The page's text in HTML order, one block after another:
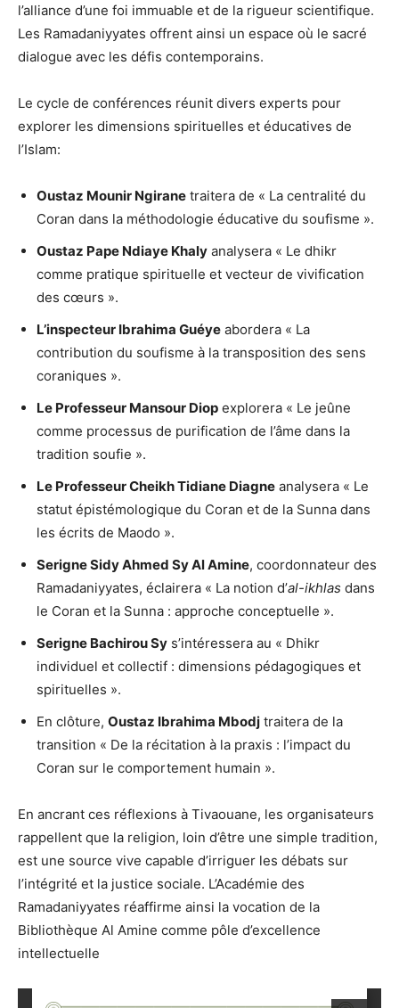
l’alliance d’une foi immuable et de la rigueur scientifique.
Les Ramadaniyyates offrent ainsi un espace où le sacré
dialogue avec les défis contemporains.
Le cycle de conférences réunit divers experts pour
explorer les dimensions spirituelles et éducatives de
l’Islam:
Oustaz Mounir Ngirane traitera de « La centralité du
Coran dans la méthodologie éducative du soufisme ».
Oustaz Pape Ndiaye Khaly analysera « Le dhikr
comme pratique spirituelle et vecteur de vivification
des cœurs ».
L’inspecteur Ibrahima Guéye abordera « La
contribution du soufisme à la transposition des sens
coraniques ».
Le Professeur Mansour Diop explorera « Le jeûne
comme processus de purification de l’âme dans la
tradition soufie ».
Le Professeur Cheikh Tidiane Diagne analysera « Le
statut épistémologique du Coran et de la Sunna dans
les écrits de Maodo ».
Serigne Sidy Ahmed Sy Al Amine, coordonnateur des
Ramadaniyyates, éclairera « La notion d’al-ikhlas dans
le Coran et la Sunna : approche conceptuelle ».
Serigne Bachirou Sy s’intéressera au « Dhikr
individuel et collectif : dimensions pédagogiques et
spirituelles ».
En clôture, Oustaz Ibrahima Mbodj traitera de la
transition « De la récitation à la praxis : l’impact du
Coran sur le comportement humain ».
En ancrant ces réflexions à Tivaouane, les organisateurs
rappellent que la religion, loin d’être une simple tradition,
est une source vive capable d’irriguer les débats sur
l’intégrité et la justice sociale. L’Académie des
Ramadaniyyates réaffirme ainsi la vocation de la
Bibliothèque Al Amine comme pôle d’excellence
intellectuelle